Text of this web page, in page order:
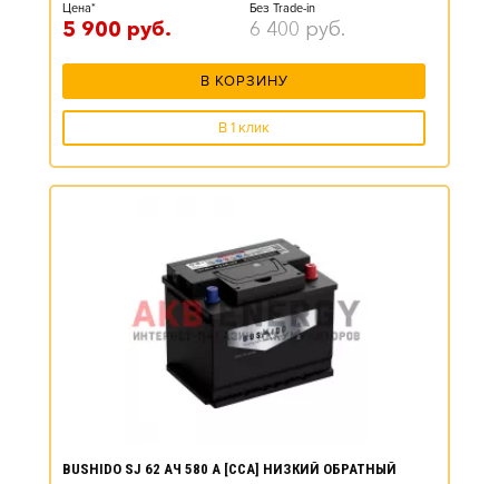
Цена*
5 900 руб.
Без Trade-in
6 400 руб.
В КОРЗИНУ
В 1 клик
BUSHIDO SJ 62 АЧ 580 А [CCA] НИЗКИЙ ОБРАТНЫЙ